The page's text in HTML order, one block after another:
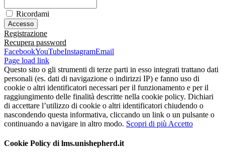
Ricordami
Registrazione
Recupera password
FacebookYouTubeInstagramEmail
Page load link
Questo sito o gli strumenti di terze parti in esso integrati trattano dati
personali (es. dati di navigazione o indirizzi IP) e fanno uso di
cookie o altri identificatori necessari per il funzionamento e per il
raggiungimento delle finalità descritte nella cookie policy. Dichiari
di accettare l’utilizzo di cookie o altri identificatori chiudendo o
nascondendo questa informativa, cliccando un link o un pulsante o
continuando a navigare in altro modo. Scopri di più Accetto
Cookie Policy di lms.unishepherd.it